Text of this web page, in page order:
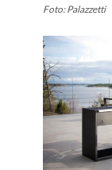
Foto: Palazzetti